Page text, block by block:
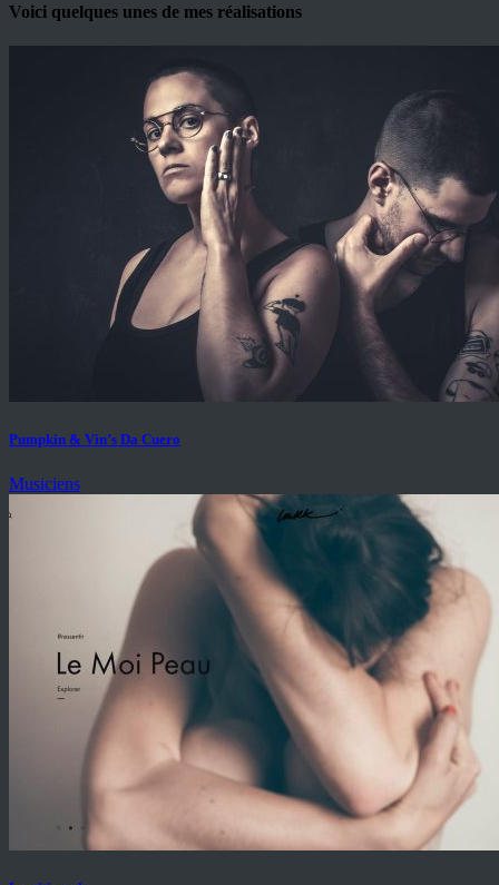
Voici quelques unes de mes réalisations
Pumpkin & Vin’s Da Cuero
Musiciens